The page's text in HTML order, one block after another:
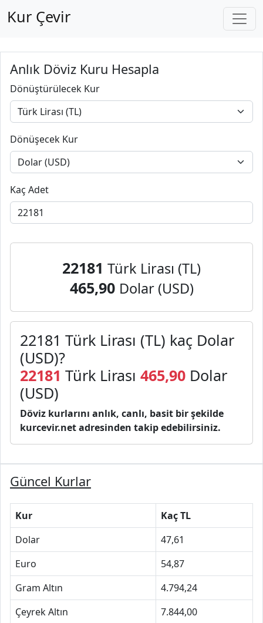
Kur Çevir
Anlık Döviz Kuru Hesapla
Dönüştürülecek Kur
Dönüşecek Kur
Kaç Adet
22181 Türk Lirası (TL)
465,90 Dolar (USD)
22181 Türk Lirası (TL) kaç Dolar
(USD)?
22181 Türk Lirası 465,90 Dolar
(USD)
Döviz kurlarını anlık, canlı, basit bir şekilde
kurcevir.net adresinden takip edebilirsiniz.
Güncel Kurlar
Kur
Kaç TL
Dolar
47,61
Euro
54,87
Gram Altın
4.794,24
Çeyrek Altın
7.844,00